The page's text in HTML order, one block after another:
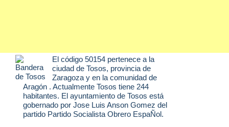
El código 50154 pertenece a la
ciudad de Tosos, provincia de
Zaragoza y en la comunidad de
Aragón . Actualmente Tosos tiene 244
habitantes. El ayuntamiento de Tosos está
gobernado por Jose Luis Anson Gomez del
partido Partido Socialista Obrero EspaÑol.